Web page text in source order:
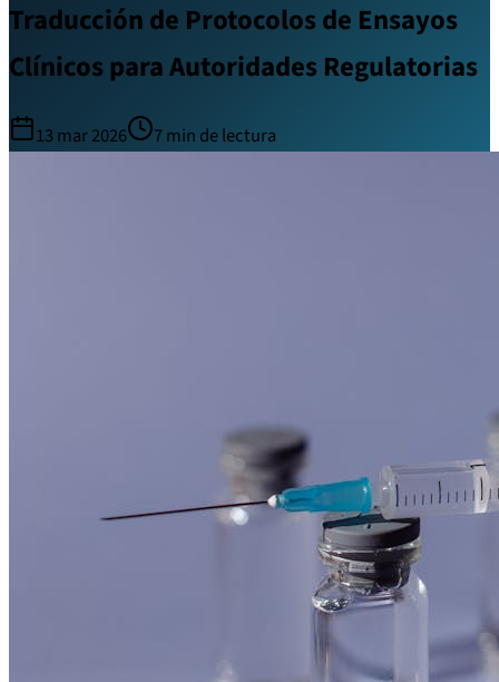
Traducción de Protocolos de Ensayos
Clínicos para Autoridades Regulatorias
13 mar 2026 7min de lectura